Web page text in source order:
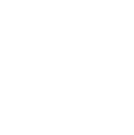
capire perché fai tanta fatica
è diventato un tema
battaglie ideologiche
da dati Il problema